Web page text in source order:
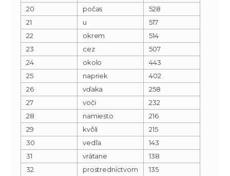
20
počas
528
21
u
517
22
okrem
514
23
cez
507
24
okolo
443
25
napriek
402
26
vďaka
258
27
voči
232
28
namiesto
216
29
kvôli
215
30
vedľa
143
31
vrátane
138
32
prostredníctvom
135